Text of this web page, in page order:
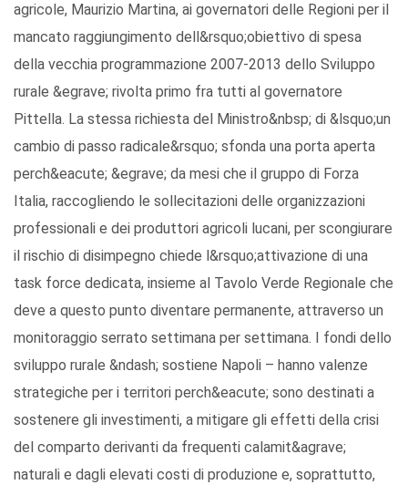
agricole, Maurizio Martina, ai governatori delle Regioni per il
mancato raggiungimento dell&rsquo;obiettivo di spesa
della vecchia programmazione 2007-2013 dello Sviluppo
rurale &egrave; rivolta primo fra tutti al governatore
Pittella. La stessa richiesta del Ministro&nbsp; di &lsquo;un
cambio di passo radicale&rsquo; sfonda una porta aperta
perch&eacute; &egrave; da mesi che il gruppo di Forza
Italia, raccogliendo le sollecitazioni delle organizzazioni
professionali e dei produttori agricoli lucani, per scongiurare
il rischio di disimpegno chiede l&rsquo;attivazione di una
task force dedicata, insieme al Tavolo Verde Regionale che
deve a questo punto diventare permanente, attraverso un
monitoraggio serrato settimana per settimana. I fondi dello
sviluppo rurale &ndash; sostiene Napoli – hanno valenze
strategiche per i territori perch&eacute; sono destinati a
sostenere gli investimenti, a mitigare gli effetti della crisi
del comparto derivanti da frequenti calamit&agrave;
naturali e dagli elevati costi di produzione e, soprattutto,